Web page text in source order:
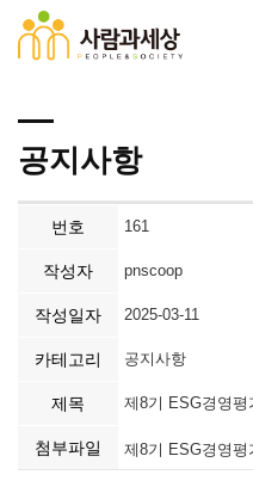
공지사항
번호 161
작성자 pnscoop
작성일자 2025-03-11
카테고리 공지사항
제목 제8기 ESG경영평
첨부파일 제8기 ESG경영